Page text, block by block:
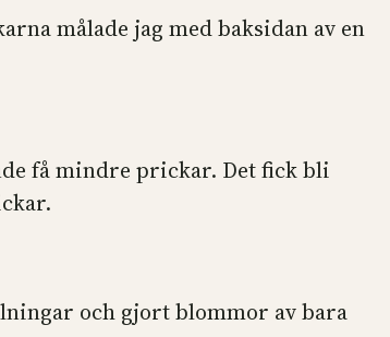
målade jag med baksidan av en
få mindre prickar. Det fick bli
och gjort blommor av bara